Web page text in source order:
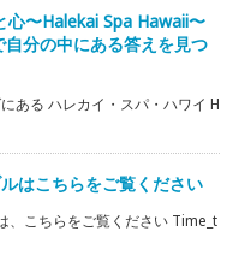
心〜Halekai Spa Hawaii〜
分の中にある答えを見つ
ある ハレカイ・スパ・ハワイ H
はこちらをご覧ください
、こちらをご覧ください Time_t